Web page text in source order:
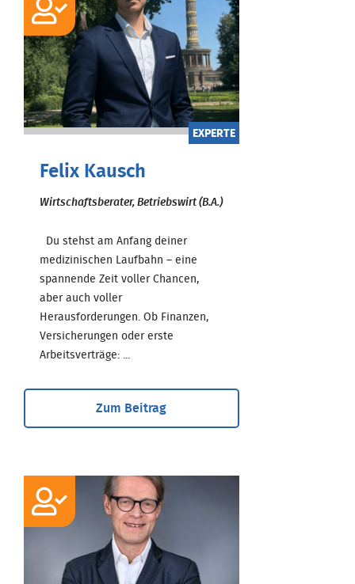
EXPERTE
Felix Kausch
Wirtschaftsberater, Betriebswirt (B.A.)
Du stehst am Anfang deiner
medizinischen Laufbahn – eine
spannende Zeit voller Chancen,
aber auch voller
Herausforderungen. Ob Finanzen,
Versicherungen oder erste
Arbeitsverträge: ...
Zum Beitrag